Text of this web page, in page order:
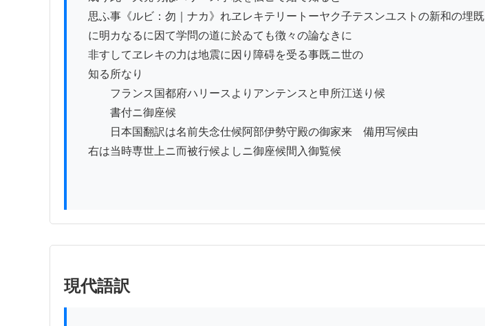
思ふ事《ルビ：勿｜ナカ》れヱレキテリートーヤク子テスンユストの新和の埋既
に明カなるに因て学問の道に於ゐても徴々の論なきに
非すしてヱレキの力は地震に因り障碍を受る事既ニ世の
知る所なり
フランス国都府ハリースよりアンテンスと申所江送り候
書付ニ御座候
日本国翻訳は名前失念仕候阿部伊勢守殿の御家来ゟ備用写候由
右は当時専世上ニ而被行候よしニ御座候間入御覧候
現代語訳